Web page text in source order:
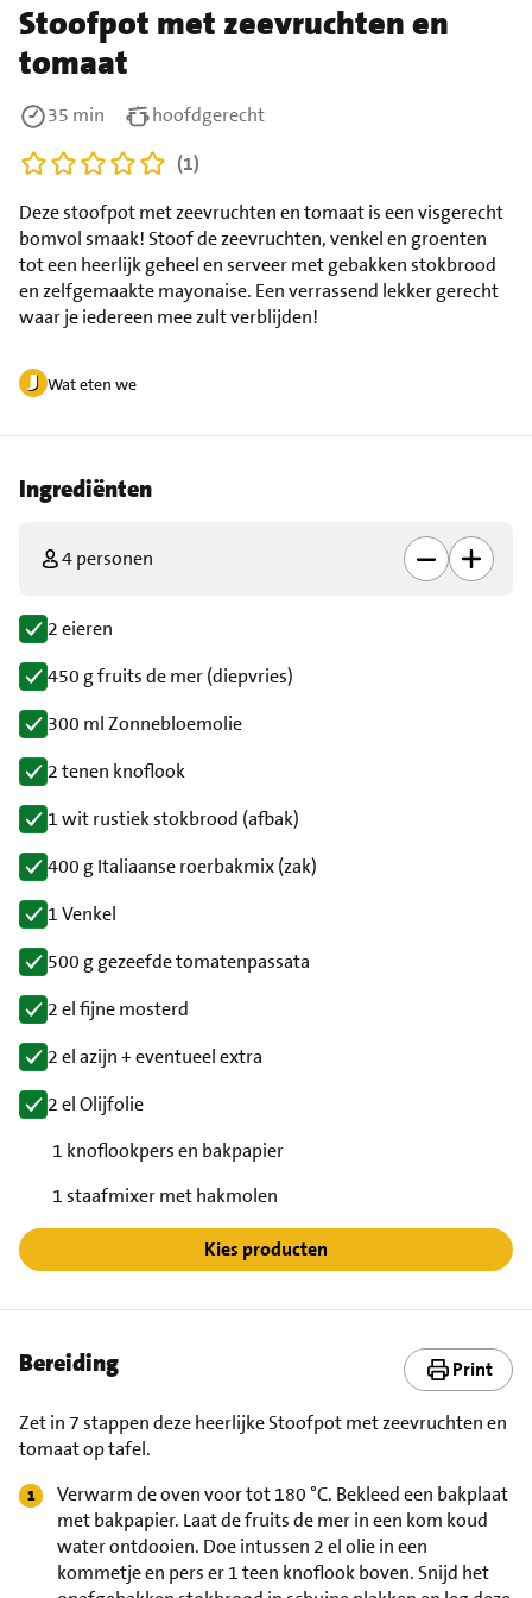
Stoofpot met zeevruchten en
tomaat
Wat eten we
Deze stoofpot met zeevruchten en tomaat is een visgerecht
bomvol smaak! Stoof de zeevruchten, venkel en groenten
tot een heerlijk geheel en serveer met gebakken stokbrood
en zelfgemaakte mayonaise. Een verrassend lekker gerecht
waar je iedereen mee zult verblijden!
35 min
hoofdgerecht
(1)
Ingrediënten
4 personen
2 eieren
450 g fruits de mer (diepvries)
300 ml Zonnebloemolie
2 tenen knoflook
1 wit rustiek stokbrood (afbak)
400 g Italiaanse roerbakmix (zak)
1 Venkel
500 g gezeefde tomatenpassata
2 el fijne mosterd
2 el azijn + eventueel extra
2 el Olijfolie
1 knoflookpers en bakpapier
1 staafmixer met hakmolen
Kies producten
Bereiding Print
Zet in 7 stappen deze heerlijke Stoofpot met zeevruchten en
tomaat op tafel.
Verwarm de oven voor tot 180 °C. Bekleed een bakplaat
met bakpapier. Laat de fruits de mer in een kom koud
water ontdooien. Doe intussen 2 el olie in een
kommetje en pers er 1 teen knoflook boven. Snijd het